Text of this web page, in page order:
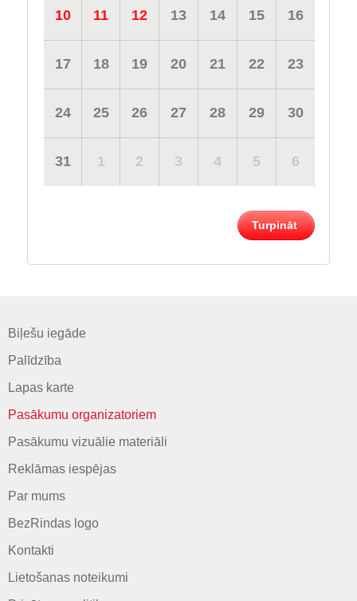
10 11 12 13 14 15 16
17 18 19 20 21 22 23
24 25 26 27 28 29 30
31 1 2 3 4 5 6
Turpināt
Biļešu iegāde
Palīdzība
Lapas karte
Pasākumu organizatoriem
Pasākumu vizuālie materiāli
Reklāmas iespējas
Par mums
BezRindas logo
Kontakti
Lietošanas noteikumi